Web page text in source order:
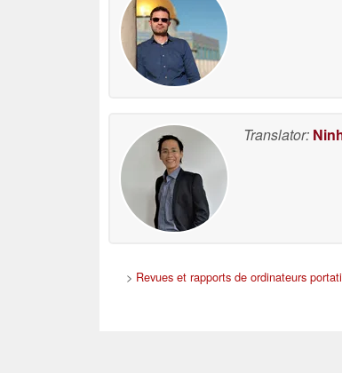
Translator:
> Revues et rapports de ordinateurs